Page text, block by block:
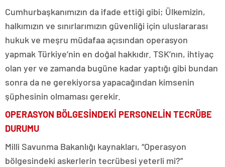
Cumhurbaşkanımızın da ifade ettiği gibi; Ülkemizin,
halkımızın ve sınırlarımızın güvenliği için uluslararası
hukuk ve meşru müdafaa açısından operasyon
yapmak Türkiye’nin en doğal hakkıdır. TSK’nın, ihtiyaç
olan yer ve zamanda bugüne kadar yaptığı gibi bundan
sonra da ne gerekiyorsa yapacağından kimsenin
şüphesinin olmaması gerekir.
OPERASYON BÖLGESİNDEKİ PERSONELİN TECRÜBE
DURUMU
Milli Savunma Bakanlığı kaynakları, “Operasyon
bölgesindeki askerlerin tecrübesi yeterli mi?”